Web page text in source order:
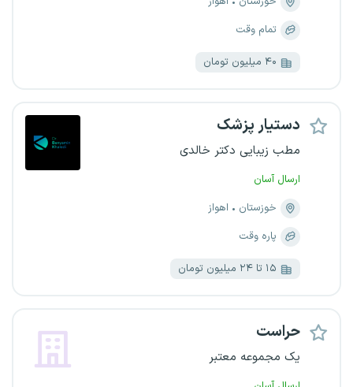
تمام وقت
۴۰ میلیون تومان
دستیار پزشک
مطب زیبایی دکتر خالدی
ارسال آسان
خوزستان
اهواز
پاره وقت
۱۵ تا ۲۴ میلیون تومان
حراست
یک مجموعه معتبر